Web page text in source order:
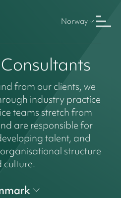
Norway
from our clients, we
industry practice
teams stretch from
are responsible for
talent, and
structure
culture.